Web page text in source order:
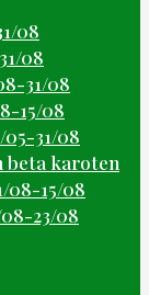
08
08
31/08
15/08
31/08
beta karoten
08-15/08
23/08